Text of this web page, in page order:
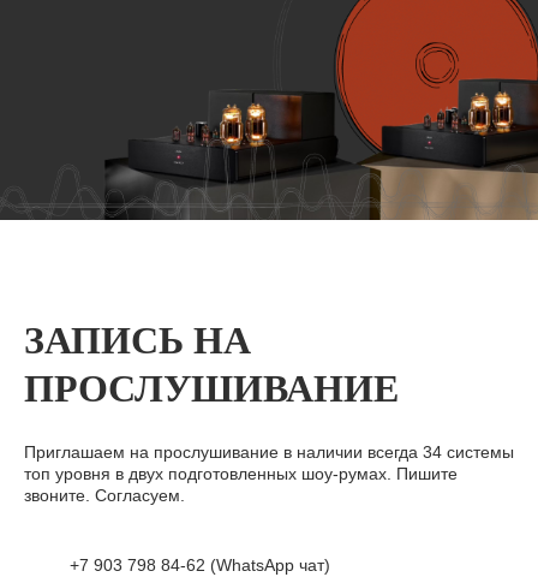
ЗАПИСЬ НА
ПРОСЛУШИВАНИЕ
Приглашаем на прослушивание в наличии всегда 34 системы
топ уровня в двух подготовленных шоу-румах. Пишите
звоните. Согласуем.
+7 903 798 84-62 (WhatsApp чат)